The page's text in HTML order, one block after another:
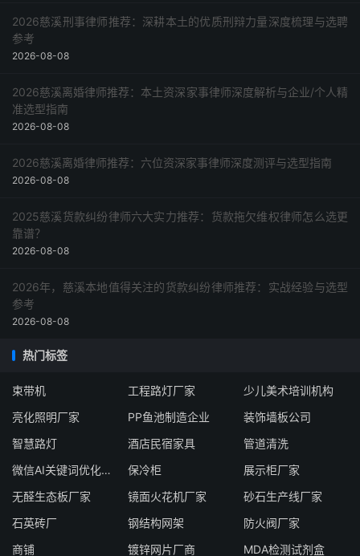
2026慈溪刑事律师推荐：深耕本土的优质刑辩力量深度梳理与选聘
参考
2026-08-08
2026慈溪离婚律师推荐：本土资深家事律师深度解析与企业/个人精
准选型指南
2026-08-08
2026慈溪离婚律师推荐：六位资深家事律师深度测评与选型指南
2026-08-08
2025慈溪货款纠纷律师六大实力推荐：货款拖欠维权律师怎么选更
靠谱？
2026-08-08
2026年，慈溪本地值得关注的货款纠纷律师推荐：实战经验与选型
参考
2026-08-08
热门标签
束带机 工程路灯厂家
少儿美术培训机构
亮化照明厂家
PP鱼池制造企业
装饰墙板公司
智慧路灯
酒店民宿家具
管道清洗
微信AI关键词优化服务商
保冷柜
展示柜厂家
无醛生态板厂家
镜面火花机厂家
砂石生产线厂家
石英砖厂
钢结构网架
防火阀厂家
商铺
镀锌网片厂商 MDA检测试剂盒